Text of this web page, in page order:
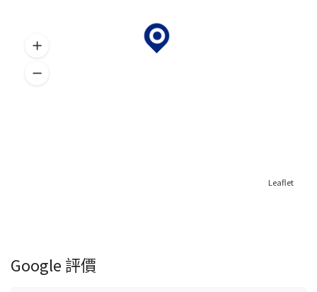
Leaflet
Google 評價